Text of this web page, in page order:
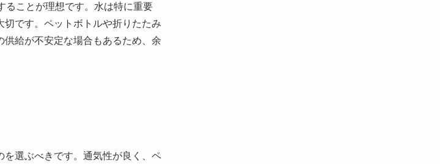
ることが理想です。水は特に重要
です。ペットボトルや折りたたみ
給が不安定な場合もあるため、余
選ぶべきです。通気性が良く、ペ